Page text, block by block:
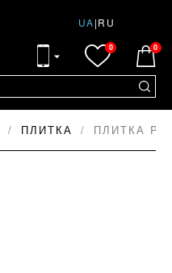
UA|RU
0 0
ПЛИТКА ПЛИТКА